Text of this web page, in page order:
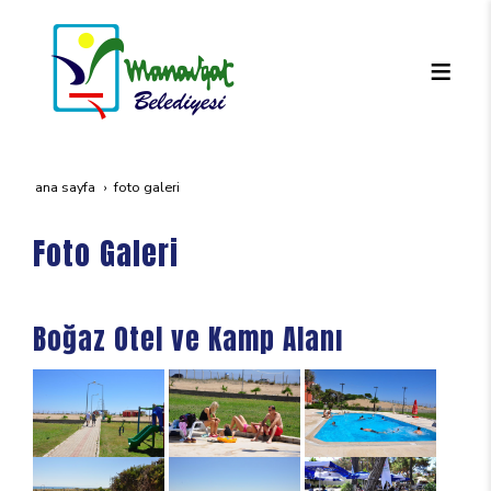
ana sayfa foto galeri
Foto Galeri
Boğaz Otel ve Kamp Alanı